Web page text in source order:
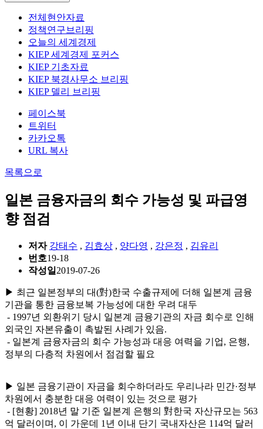
전체현안자료
정책연구브리핑
오늘의 세계경제
KIEP 세계경제 포커스
KIEP 기초자료
KIEP 북경사무소 브리핑
KIEP 델리 브리핑
페이스북
트위터
카카오톡
URL 복사
목록으로
일본 금융자금의 회수 가능성 및 파급영
향 점검
저자 강태수 , 김효상 , 양다영 , 강은정 , 김유리
번호19-18
작성일 2019-07-26
▶ 최근 일본정부의 대(對)한국 수출규제에 더해 일본계 금융
기관을 통한 금융보복 가능성에 대한 우려 대두
- 1997년 외환위기 당시 일본계 금융기관의 자금 회수로 인해
외국인 자본유출이 촉발된 사례가 있음.
- 일본계 금융자금의 회수 가능성과 대응 여력을 기업, 은행,
정부의 다층적 차원에서 점검할 필요
▶ 일본 금융기관이 자금을 회수하더라도 우리나라 민간·정부
차원에서 충분한 대응 여력이 있는 것으로 평가
- [현황] 2018년 말 기준 일본계 은행의 對한국 자산규모는 563
억 달러이며, 이 가운데 1년 이내 단기 국내자산은 114억 달러